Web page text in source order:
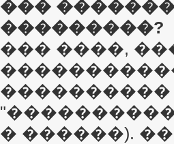
���
���������?
��� ����,
� ������).